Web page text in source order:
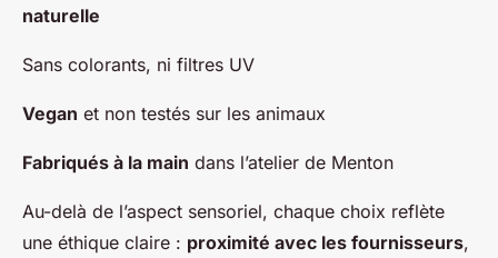
naturelle
Sans colorants, ni filtres UV
Vegan et non testés sur les animaux
Fabriqués à la main dans l’atelier de Menton
Au-delà de l’aspect sensoriel, chaque choix reflète
une éthique claire : proximité avec les fournisseurs,